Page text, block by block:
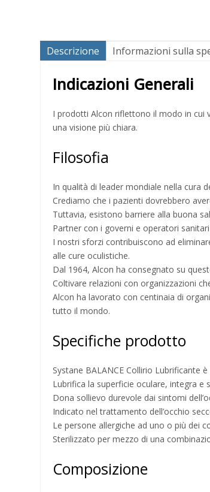
Descrizione Informazioni sulla
Indicazioni Generali
I prodotti Alcon riflettono il modo in cui
una visione più chiara.
Filosofia
In qualità di leader mondiale nella cura
Crediamo che i pazienti dovrebbero
Tuttavia, esistono barriere alla buona
Partner con i governi e operatori
I nostri sforzi contribuiscono ad
alle cure oculistiche.
Dal 1964, Alcon ha consegnato su
Coltivare relazioni con organizzazioni
Alcon ha lavorato con centinaia di
tutto il mondo.
Specifiche prodotto
Systane BALANCE Collirio Lubrificante
Lubrifica la superficie oculare, integra e
Dona sollievo durevole dai sintomi
Indicato nel trattamento dell’occhio
Le persone allergiche ad uno o più dei
Sterilizzato per mezzo di una
Composizione